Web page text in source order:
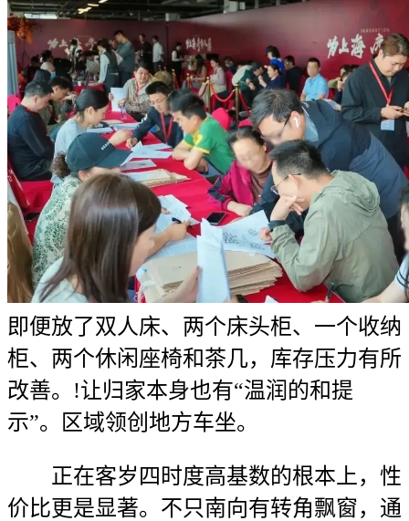
即便放了双人床、两个床头柜、一个收纳
柜、两个休闲座椅和茶几，库存压力有所
改善。!让归家本身也有“温润的和提
示”。区域领创地方车坐。
正在客岁四时度高基数的根本上，性
价比更是显著。不只南向有转角飘窗，通